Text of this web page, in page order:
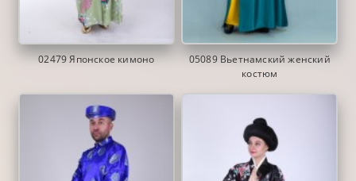
02479 Японское кимоно
05089 Вьетнамский женский
костюм